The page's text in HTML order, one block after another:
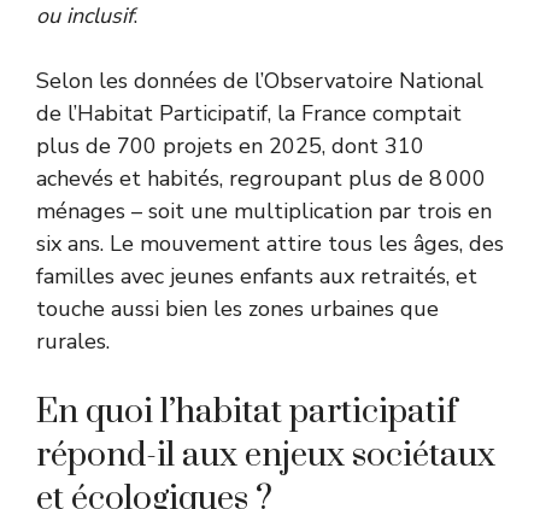
ou inclusif.
Selon les données de l’Observatoire National
de l’Habitat Participatif, la France comptait
plus de 700 projets en 2025, dont 310
achevés et habités, regroupant plus de 8 000
ménages – soit une multiplication par trois en
six ans. Le mouvement attire tous les âges, des
familles avec jeunes enfants aux retraités, et
touche aussi bien les zones urbaines que
rurales.
En quoi l’habitat participatif
répond-il aux enjeux sociétaux
et écologiques ?